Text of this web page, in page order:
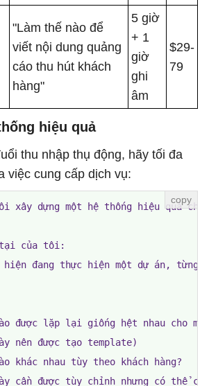
"Làm thế nào để
viết nội dung quảng
cáo thu hút khách
hàng"
5 giờ
+ 1
giờ
ghi
âm
$29-
79
hiệu quả
thu nhập thụ động, hãy tối đa
việc cung cấp dịch vụ:
xây dựng một hệ thống hiệu quả
của tôi:
hiện đang thực hiện một dự án, từng
được lặp lại giống hệt nhau cho
nên được tạo template)
khác nhau tùy theo khách hàng?
cần được tùy chỉnh nhưng có thể có